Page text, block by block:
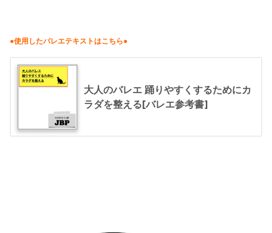
●使用したバレエテキストはこちら●
大人のバレエ 踊りやすくするためにカ
ラダを整える[バレエ参考書]